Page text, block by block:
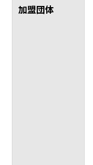
加盟団体